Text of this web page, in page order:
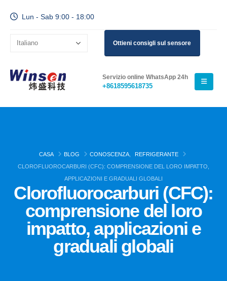
Lun - Sab 9:00 - 18:00
Ottieni consigli sul sensore
Servizio online WhatsApp 24h
+8618595618735
CASA BLOG CONOSCENZA,
REFRIGERANTE
CLOROFLUOROCARBURI (CFC): COMPRENSIONE DEL LORO IMPATTO,
APPLICAZIONI E GRADUALI GLOBALI
Clorofluorocarburi (CFC):
comprensione del loro
impatto, applicazioni e
graduali globali